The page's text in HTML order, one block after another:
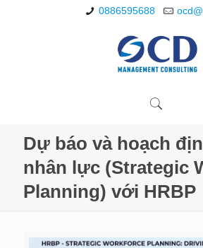
0886595688
Dự báo và hoạch
nhân lực (Strategic
Planning) với HRBP